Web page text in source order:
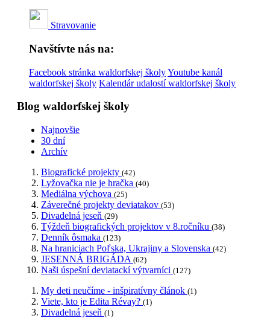
Stravovanie
Navštívte nás na:
Facebook stránka waldorfskej školyYoutube kanál
waldorfskej školy Kalendár udalostí waldorfskej školy
Blog waldorfskej školy
Najnovšie
30 dní
Archív
Biografické projekty (42)
Lyžovačka nie je hračka (40)
Mediálna výchova (25)
Záverečné projekty deviatakov (53)
Divadelná jeseň (29)
Týždeň biografických projektov v 8.ročníku (38)
Denník ôsmaka (123)
Na hraniciach Poľska, Ukrajiny a Slovenska (42)
JESENNÁ BRIGÁDA (62)
Naši úspešní deviatackí výtvarníci (127)
My deti neučíme - inšpiratívny článok (1)
Viete, kto je Edita Révay? (1)
Divadelná jeseň (1)